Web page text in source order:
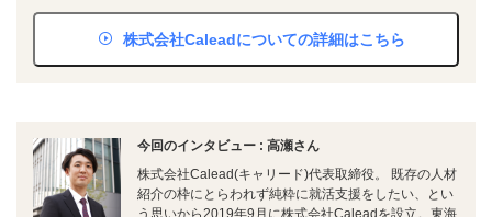
株式会社Caleadについての詳細はこちら
今回のインタビュー : 高瀬さん
株式会社Calead(キャリード)代表取締役。 既存の人材
紹介の枠にとらわれず純粋に就活支援をしたい、とい
う思いから2019年9月に株式会社Caleadを設立。東海